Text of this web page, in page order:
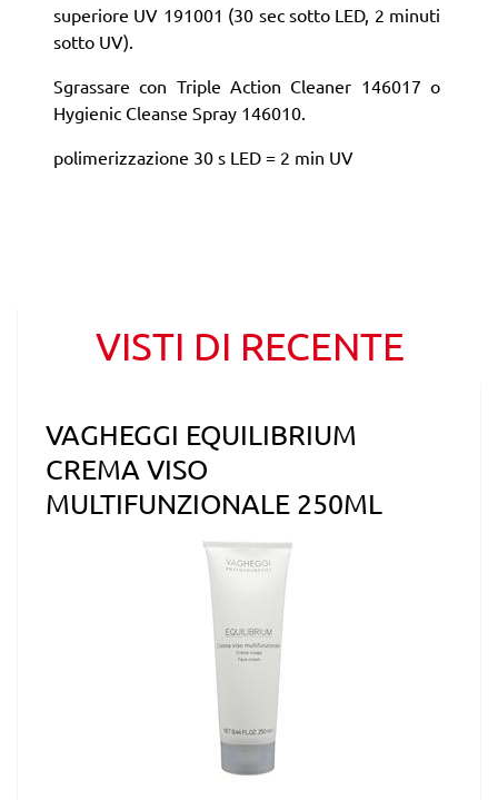
superiore UV 191001 (30 sec sotto LED, 2 minuti
sotto UV).
Sgrassare con Triple Action Cleaner 146017 o
Hygienic Cleanse Spray 146010.
polimerizzazione 30 s LED = 2 min UV
VISTI DI RECENTE
VAGHEGGI EQUILIBRIUM
CREMA VISO
MULTIFUNZIONALE 250ML